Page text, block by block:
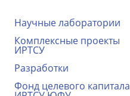
Научные лаборатории
Комплексные проекты
ИРТСУ
Разработки
Фонд целевого капитала